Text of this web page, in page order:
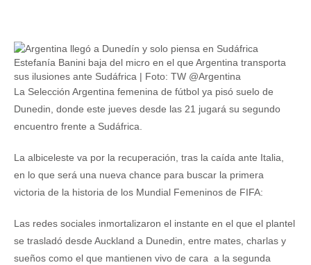
Estefanía Banini baja del micro en el que Argentina transporta
sus ilusiones ante Sudáfrica | Foto: TW @Argentina
La Selección Argentina femenina de fútbol ya pisó suelo de
Dunedin, donde este jueves desde las 21 jugará su segundo
encuentro frente a Sudáfrica.
La albiceleste va por la recuperación, tras la caída ante Italia,
en lo que será una nueva chance para buscar la primera
victoria de la historia de los Mundial Femeninos de FIFA:
Las redes sociales inmortalizaron el instante en el que el plantel
se trasladó desde Auckland a Dunedin, entre mates, charlas y
sueños como el que mantienen vivo de cara a la segunda